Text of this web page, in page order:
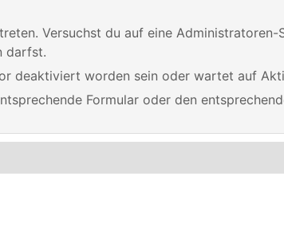
Versuchst du auf eine Administratoren-
darfst.
deaktiviert worden sein oder wartet auf
Formular oder den